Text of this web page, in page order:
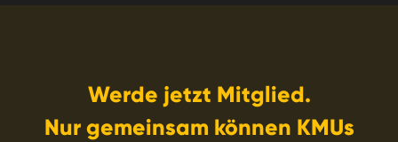
Werde jetzt Mitglied.
Nur gemeinsam können KMUs